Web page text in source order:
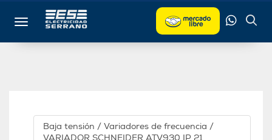
Toggle navigation
Baja tensión / Variadores de frecuencia /
VARIADOR SCHNEIDER ATV930 IP 21